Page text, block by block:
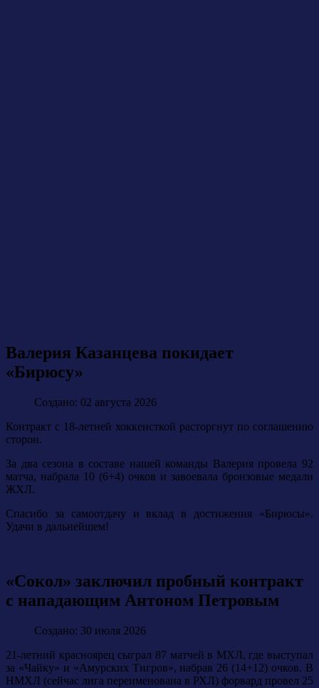
Валерия Казанцева покидает
«Бирюсу»
Создано: 02 августа 2026
Контракт с 18-летней хоккеисткой расторгнут по соглашению
сторон.
За два сезона в составе нашей команды Валерия провела 92
матча, набрала 10 (6+4) очков и завоевала бронзовые медали
ЖХЛ.
Спасибо за самоотдачу и вклад в достижения «Бирюсы».
Удачи в дальнейшем!
«Сокол» заключил пробный контракт
с нападающим Антоном Петровым
Создано: 30 июля 2026
21-летний красноярец сыграл 87 матчей в МХЛ, где выступал
за «Чайку» и «Амурских Тигров», набрав 26 (14+12) очков. В
НМХЛ (сейчас лига переименована в РХЛ) форвард провел 25